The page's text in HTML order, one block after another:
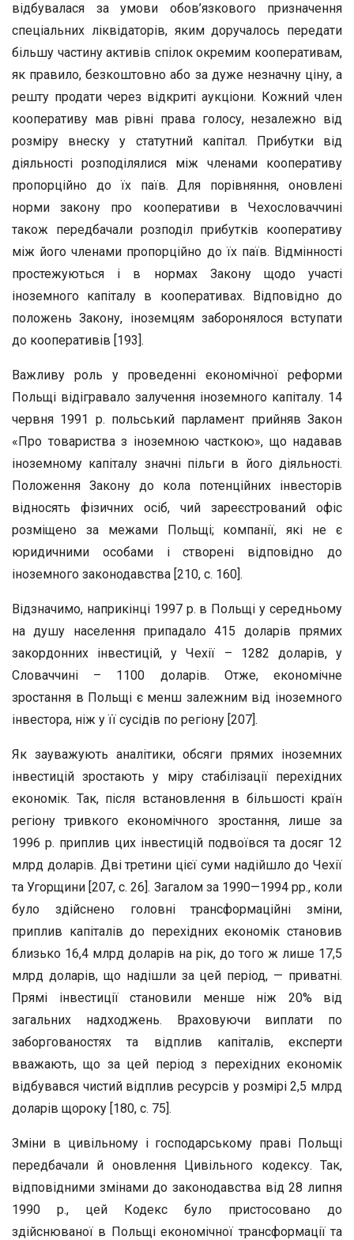
відбувалася за умови обов’язкового призначення
спеціальних ліквідаторів, яким доручалось передати
більшу частину активів спілок окремим кооперативам,
як правило, безкоштовно або за дуже незначну ціну, а
решту продати через відкриті аукціони. Кожний член
кооперативу мав рівні права голосу, незалежно від
розміру внеску у статутний капітал. Прибутки від
діяльності розподілялися між членами кооперативу
пропорційно до їх паїв. Для порівняння, оновлені
норми закону про кооперативи в Чехословаччині
також передбачали розподіл прибутків кооперативу
між його членами пропорційно до їх паїв. Відмінності
простежуються і в нормах Закону щодо участі
іноземного капіталу в кооперативах. Відповідно до
положень Закону, іноземцям заборонялося вступати
до кооперативів [193].
Важливу роль у проведенні економічної реформи
Польщі відігравало залучення іноземного капіталу. 14
червня 1991 р. польський парламент прийняв Закон
«Про товариства з іноземною часткою», що надавав
іноземному капіталу значні пільги в його діяльності.
Положення Закону до кола потенційних інвесторів
відносять фізичних осіб, чий зареєстрований офіс
розміщено за межами Польщі; компанії, які не є
юридичними особами і створені відповідно до
іноземного законодавства [210, с. 160].
Відзначимо, наприкінці 1997 р. в Польщі у середньому
на душу населення припадало 415 доларів прямих
закордонних інвестицій, у Чехії – 1282 доларів, у
Словаччині – 1100 доларів. Отже, економічне
зростання в Польщі є менш залежним від іноземного
інвестора, ніж у її сусідів по регіону [207].
Як зауважують аналітики, обсяги прямих іноземних
інвестицій зростають у міру стабілізації перехідних
економік. Так, після встановлення в більшості країн
регіону тривкого економічного зростання, лише за
1996 р. приплив цих інвестицій подвоївся та досяг 12
млрд доларів. Дві третини цієї суми надійшло до Чехії
та Угорщини [207, с. 26]. Загалом за 1990—1994 рр., коли
було здійснено головні трансформаційні зміни,
приплив капіталів до перехідних економік становив
близько 16,4 млрд доларів на рік, до того ж лише 17,5
млрд доларів, що надішли за цей період, — приватні.
Прямі інвестиції становили менше ніж 20% від
загальних надходжень. Враховуючи виплати по
заборгованостях та відплив капіталів, експерти
вважають, що за цей період з перехідних економік
відбувався чистий відплив ресурсів у розмірі 2,5 млрд
доларів щороку [180, с. 75].
Зміни в цивільному і господарському праві Польщі
передбачали й оновлення Цивільного кодексу. Так,
відповідними змінами до законодавства від 28 липня
1990 р., цей Кодекс було пристосовано до
здійснюваної в Польщі економічної трансформації та